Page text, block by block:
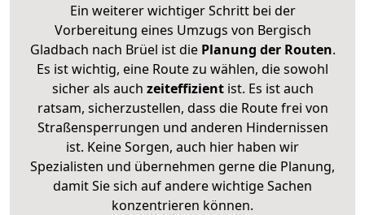
Ein weiterer wichtiger Schritt bei der
Vorbereitung eines Umzugs von Bergisch
Gladbach nach Brüel ist diePlanung der Routen.
Es ist wichtig, eine Route zu wählen, die sowohl
sicher als auch zeiteffizientist. Es ist auch
ratsam, sicherzustellen, dass die Route frei von
Straßensperrungen und anderen Hindernissen
ist. Keine Sorgen, auch hier haben wir
Spezialisten und übernehmen gerne die Planung,
damit Sie sich auf andere wichtige Sachen
konzentrieren können.